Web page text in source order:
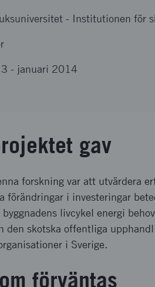
- Institutionen för
- januari 2014
gav
forskning var att utvärdera
förändringar i investeringar
livcykel energi
skotska offentliga
i Sverige.
förväntas